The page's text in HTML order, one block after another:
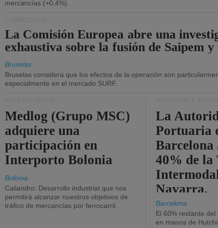
mercancías (+0,4%).
La Comisión Europea abre una
exhaustiva sobre la fusión de Saipem y
Bruselas
Bruselas considera que los efectos de la operación son
especialmente en el mercado SURF.
Medlog (Grupo MSC)
adquiere una
participación en
Interporto Bolonia
Bolonia
Caliandro: Desarrollo industrial que nos
permitirá alcanzar nuestros objetivos de
tráfico de mercancías por ferrocarril.
La
Portuaria
40% de la
Navarra.
Barcelona
El 60% restante
en manos de